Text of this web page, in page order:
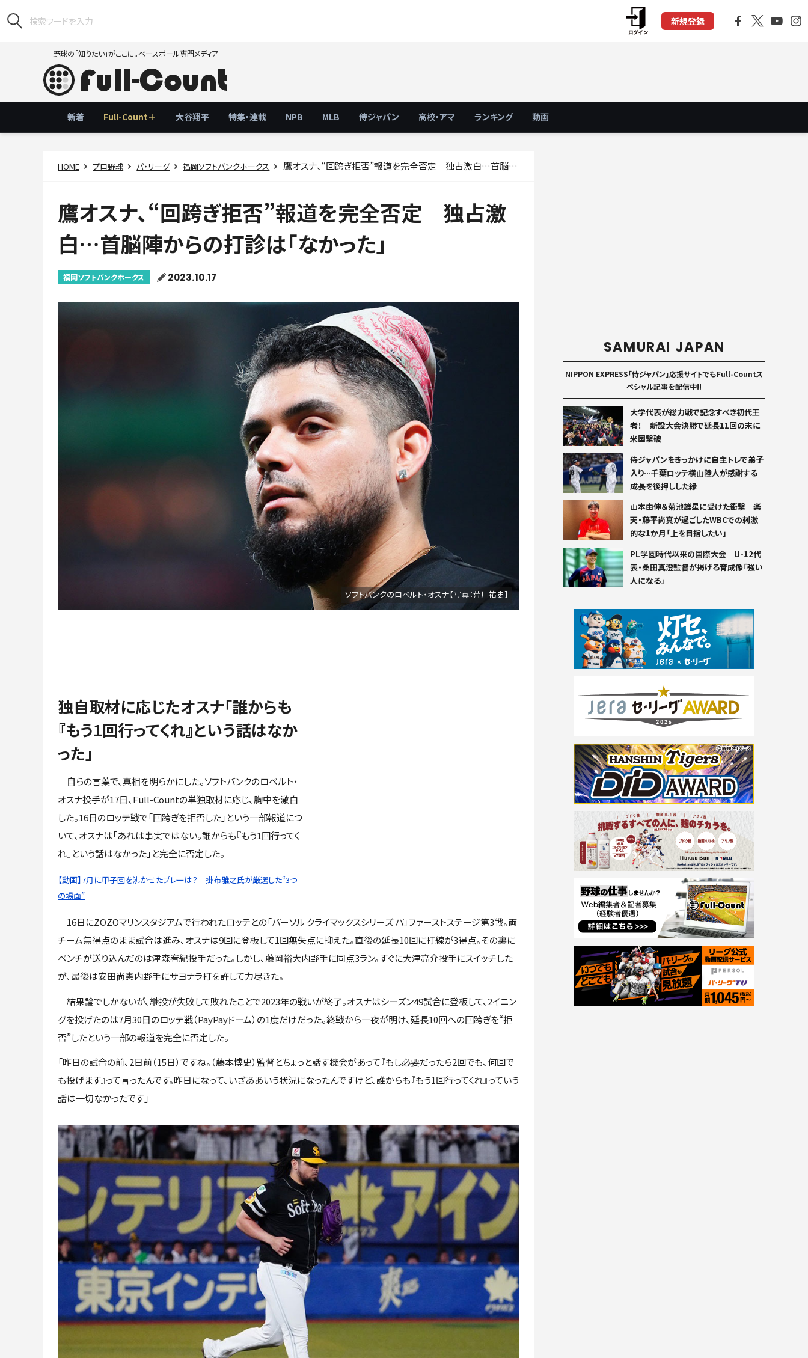
新規登録
野球の「知りたい」がここに。ベースボール専門メディア
新着 Full-Count＋ 大谷翔平 特集・連載 NPB MLB 侍ジャパン 高校・アマ ランキング 動画
HOME プロ野球 パ・リーグ 福岡ソフトバンクホークス 鷹オスナ、“回跨ぎ拒否”報道を完全否定 独占激白…首脳陣からの打診は「なかった」
鷹オスナ、“回跨ぎ拒否”報道を完全否定 独占激
白…首脳陣からの打診は「なかった」
福岡ソフトバンクホークス 2023.10.17
ソフトバンクのロベルト・オスナ【写真：荒川祐史】
独自取材に応じたオスナ「誰からも
『もう1回行ってくれ』という話はなか
った」
自らの言葉で、真相を明らかにした。ソフトバンクのロベルト・
オスナ投手が17日、Full-Countの単独取材に応じ、胸中を激白
した。16日のロッテ戦で「回跨ぎを拒否した」という一部報道につ
いて、オスナは「あれは事実ではない。誰からも『もう1回行ってく
れ』という話はなかった」と完全に否定した。
【動画】7月に甲子園を沸かせたプレーは？ 掛布雅之氏が厳選した“3つ
の場面”
16日にZOZOマリンスタジアムで行われたロッテとの「パーソル クライマックスシリーズ パ」ファーストステージ第3戦。両
チーム無得点のまま試合は進み、オスナは9回に登板して1回無失点に抑えた。直後の延長10回に打線が3得点。その裏に
ベンチが送り込んだのは津森宥紀投手だった。しかし、藤岡裕大内野手に同点3ラン。すぐに大津亮介投手にスイッチした
が、最後は安田尚憲内野手にサヨナラ打を許して力尽きた。
結果論でしかないが、継投が失敗して敗れたことで2023年の戦いが終了。オスナはシーズン49試合に登板して、2イニン
グを投げたのは7月30日のロッテ戦（PayPayドーム）の1度だけだった。終戦から一夜が明け、延長10回への回跨ぎを“拒
否”したという一部の報道を完全に否定した。
「昨日の試合の前、2日前（15日）ですね。（藤本博史）監督とちょっと話す機会があって『もし必要だったら2回でも、何回で
も投げます』って言ったんです。昨日になって、いざああいう状況になったんですけど、誰からも『もう1回行ってくれ』っていう
話は一切なかったです」
SAMURAI JAPAN
NIPPON EXPRESS「侍ジャパン」応援サイトでもFull-Countス
ペシャル記事を配信中!!
大学代表が総力戦で記念すべき初代王
者！ 新設大会決勝で延長11回の末に
米国撃破
侍ジャパンをきっかけに自主トレで弟子
入り…千葉ロッテ横山陸人が感謝する
成長を後押しした縁
山本由伸＆菊池雄星に受けた衝撃 楽
天・藤平尚真が過ごしたWBCでの刺激
的な1か月「上を目指したい」
PL学園時代以来の国際大会 U-12代
表・桑田真澄監督が掲げる育成像「強い
人になる」